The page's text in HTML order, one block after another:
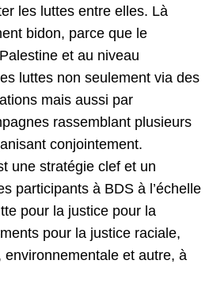
les luttes entre elles. Là
bidon, parce que le
et au niveau
luttes non seulement via des
mais aussi par
rassemblant plusieurs
conjointement.
une stratégie clef et un
participants à BDS à l’échelle
pour la justice pour la
pour la justice raciale,
et autre, à